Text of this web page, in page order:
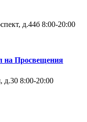
д.44б 8:00-20:00
на Просвещения
д.30 8:00-20:00